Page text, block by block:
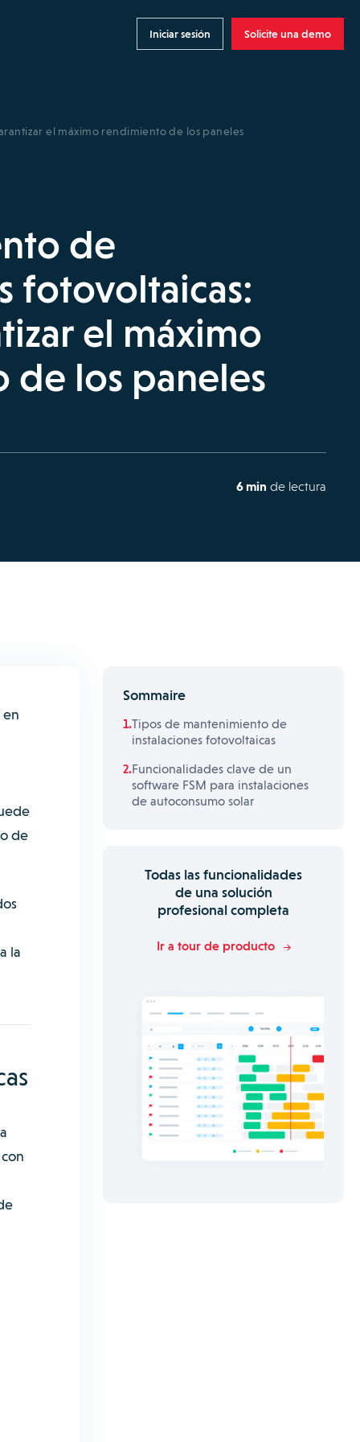
Iniciar sesión Solicite una demo
el máximo rendimiento de los paneles
de
fotovoltaicas:
el máximo
los paneles
6 min de lectura
en
de
la
Sommaire
Tipos de mantenimiento de
instalaciones fotovoltaicas
Funcionalidades clave de un
software FSM para instalaciones
de autoconsumo solar
Todas las funcionalidades
de una solución
profesional completa
Ir a tour de producto